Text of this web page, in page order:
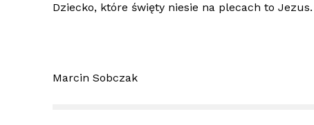
Dziecko, które święty niesie na plecach to Jezus.
Marcin Sobczak